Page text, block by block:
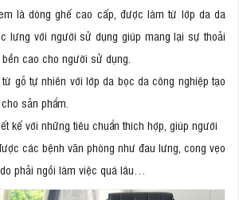
là dòng ghế cao cấp, được làm từ lớp da da
lưng với người sử dụng giúp mang lại sự thoải
cao cho người sử dụng.
gỗ tự nhiên với lớp da bọc da công nghiệp tạo
sản phẩm.
kế với những tiêu chuẩn thích hợp, giúp người
các bệnh văn phòng như đau lưng, cong vẹo
phải ngồi làm việc quá lâu…